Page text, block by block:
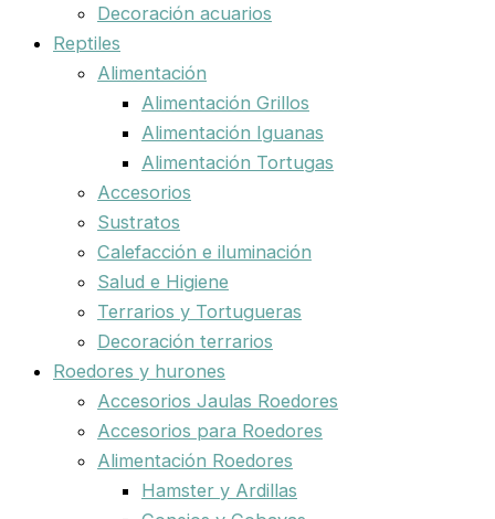
Decoración acuarios
Reptiles
Alimentación
Alimentación Grillos
Alimentación Iguanas
Alimentación Tortugas
Accesorios
Sustratos
Calefacción e iluminación
Salud e Higiene
Terrarios y Tortugueras
Decoración terrarios
Roedores y hurones
Accesorios Jaulas Roedores
Accesorios para Roedores
Alimentación Roedores
Hamster y Ardillas